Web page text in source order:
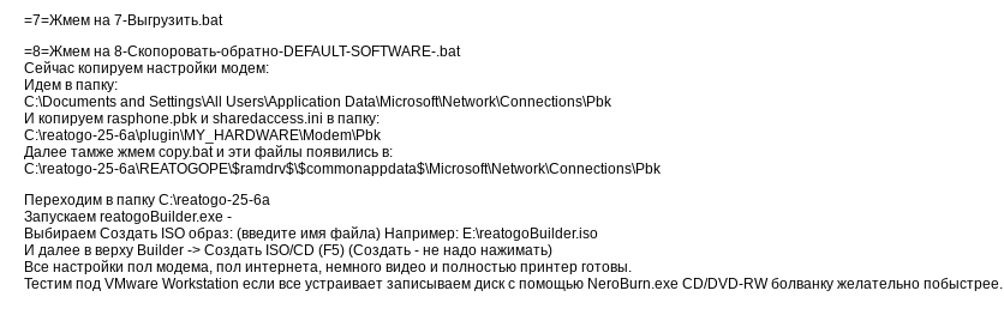
=7=Жмем на 7-Выгрузить.bat
=8=Жмем на 8-Скопоровать-обратно-DEFAULT-SOFTWARE-.bat
Сейчас копируем настройки модем:
Идем в папку:
C:\Documents and Settings\All Users\Application Data\Microsoft\Network\Connections\Pbk
И копируем rasphone.pbk и sharedaccess.ini в папку:
C:\reatogo-25-6a\plugin\MY_HARDWARE\Modem\Pbk
Далее тамже жмем copy.bat и эти файлы появились в:
C:\reatogo-25-6a\REATOGOPE\$ramdrv$\$commonappdata$\Microsoft\Network\Connections\Pbk
Переходим в папку C:\reatogo-25-6a
Запускаем reatogoBuilder.exe -
Выбираем Coздaть ISO oбpaз: (ввeдитe имя фaйлa) Например: E:\reatogoBuilder.iso
И далее в верху Builder -> Создать ISO/CD (F5) (Создать - не надо нажимать)
Все настройки пол модема, пол интернета, немного видео и полностью принтер готовы.
Тестим под VMware Workstation если все устраивает записываем диск с помощью NeroBurn.exe CD/DVD-RW болванку желательно побыстрее.